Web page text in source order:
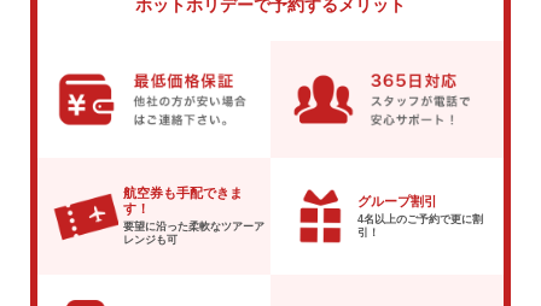
ホットホリデーで予約するメリット
航空券も手配できま
す！
要望に沿った柔軟なツアーア
レンジも可
グループ割引
4名以上のご予約で更に割
引！